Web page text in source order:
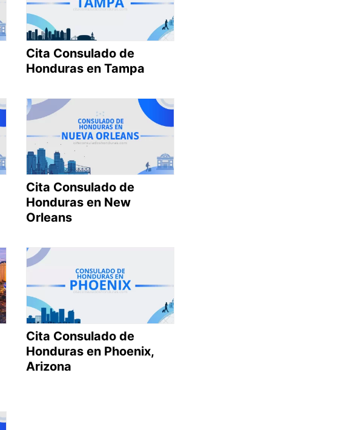
Cita Consulado de
Honduras en Tampa
Cita Consulado de
Honduras en New
Orleans
Cita Consulado de
Honduras en Phoenix,
Arizona